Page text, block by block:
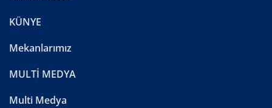
KÜNYE
Mekanlarımız
MULTİ MEDYA
Multi Medya